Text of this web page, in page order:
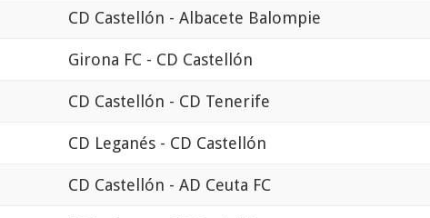
CD Castellón - Albacete Balompie
Girona FC - CD Castellón
CD Castellón - CD Tenerife
CD Leganés - CD Castellón
CD Castellón - AD Ceuta FC